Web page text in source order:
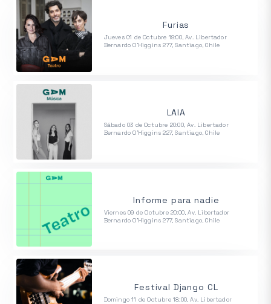
Furias
Jueves 01 de Octubre 19:00, Av. Libertador
Bernardo O'Higgins 277, Santiago, Chile
LAIA
Sábado 03 de Octubre 20:00, Av. Libertador
Bernardo O'Higgins 227, Santiago, Chile
Informe para nadie
Viernes 09 de Octubre 20:00, Av. Libertador
Bernardo O'Higgins 277, Santiago, Chile
Festival Django CL
Domingo 11 de Octubre 18:00, Av. Libertador